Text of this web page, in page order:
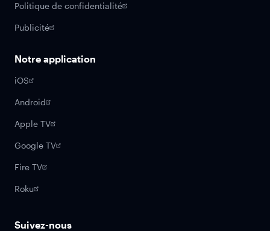
Politique de confidentialité
Publicité
Notre application
iOS
Android
Apple TV
Google TV
Fire TV
Roku
Suivez-nous